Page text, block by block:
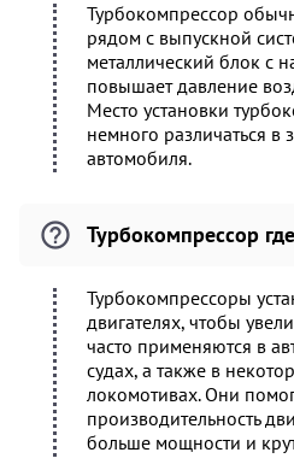
Турбокомпрессор
рядом с выпускной
металлический блок с
повышает давление
Место установки
немного различаться в
автомобиля.
Турбокомпрессор
Турбокомпрессоры
двигателях, чтобы
часто применяются в
судах, а также в
локомотивах. Они
производительность
больше мощности и